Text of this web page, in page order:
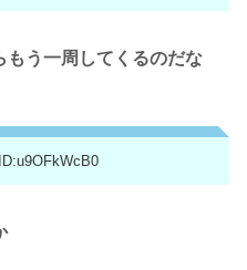
もう一周してくるのだな
ID:u9OFkWcB0